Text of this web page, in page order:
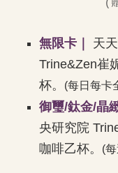
無限卡｜
天
Trine&Zen崔
杯。
(每日每卡
御璽/鈦金/晶
央研究院
咖啡乙杯。
(